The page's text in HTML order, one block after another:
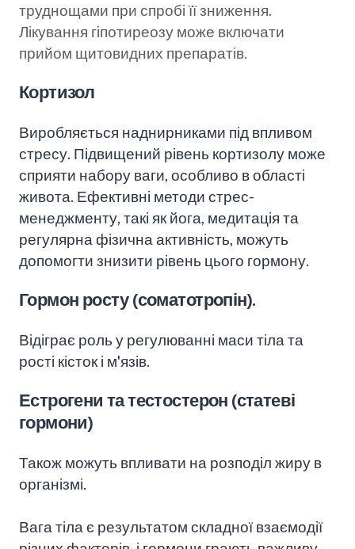
труднощами при спробі її зниження.
Лікування гіпотиреозу може включати
прийом щитовидних препаратів.
Кортизол
Виробляється наднирниками під впливом
стресу. Підвищений рівень кортизолу може
сприяти набору ваги, особливо в області
живота. Ефективні методи стрес-
менеджменту, такі як йога, медитація та
регулярна фізична активність, можуть
допомогти знизити рівень цього гормону.
Гормон росту (соматотропін).
Відіграє роль у регулюванні маси тіла та
рості кісток і м'язів.
Естрогени та тестостерон (статеві
гормони)
Також можуть впливати на розподіл жиру в
організмі.
Вага тіла є результатом складної взаємодії